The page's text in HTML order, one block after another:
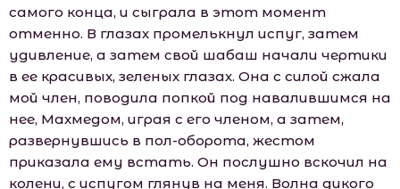
самого конца, и сыграла в этот момент
отменно. В глазах промелькнул испуг, затем
удивление, а затем свой шабаш начали чертики
в ее красивых, зеленых глазах. Она с силой сжала
мой член, поводила попкой под навалившимся на
нее, Махмедом, играя с его членом, а затем,
развернувшись в пол-оборота, жестом
приказала ему встать. Он послушно вскочил на
колени, с испугом глянув на меня. Волна дикого